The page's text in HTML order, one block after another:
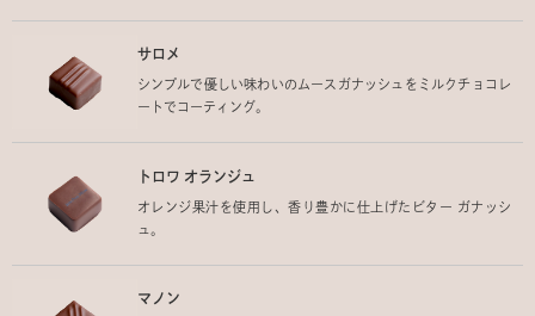
サロメ
シンプルで優しい味わいのムースガナッシュをミルクチョコレ
ートでコーティング。
トロワ オランジュ
オレンジ果汁を使用し、香り豊かに仕上げたビター ガナッシ
ュ。
マノン